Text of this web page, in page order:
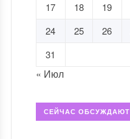
17
18 19
24
25 26
31
« Июл
СЕЙЧАС ОБСУЖДАЮТ